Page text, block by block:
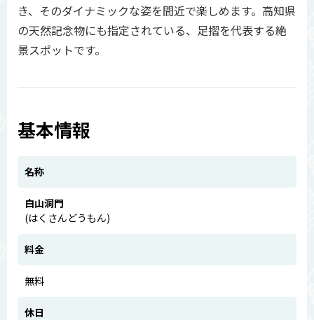
き、そのダイナミックな姿を間近で楽しめます。高知県
の天然記念物にも指定されている、足摺を代表する絶
景スポットです。
基本情報
名称
白山洞門
(はくさんどうもん)
料金
無料
休日